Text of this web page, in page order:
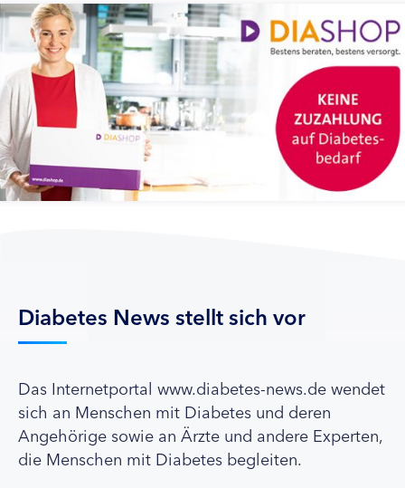
Diabetes News stellt sich vor
Das Internetportal www.diabetes-news.de wendet
sich an Menschen mit Diabetes und deren
Angehörige sowie an Ärzte und andere Experten,
die Menschen mit Diabetes begleiten.